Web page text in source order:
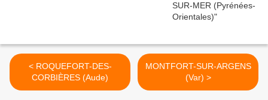
< ROQUEFORT-DES-
CORBIÈRES (Aude)
MONTFORT-SUR-ARGENS
(Var) >